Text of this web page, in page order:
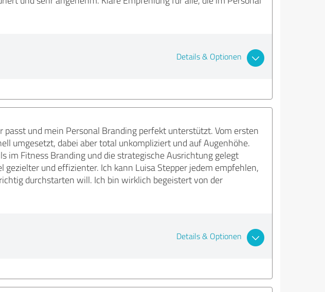
Details & Optionen
und mein Personal Branding perfekt unterstützt. Vom ersten
umgesetzt, dabei aber total unkompliziert und auf Augenhöhe.
im Fitness Branding und die strategische Ausrichtung gelegt
und effizienter. Ich kann Luisa Stepper jedem empfehlen,
durchstarten will. Ich bin wirklich begeistert von der
Details & Optionen